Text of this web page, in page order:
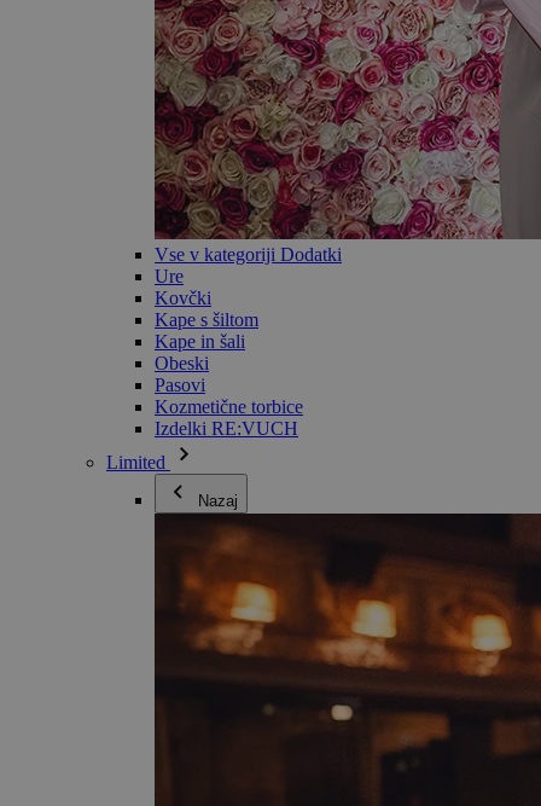
Vse v kategoriji Dodatki
Ure
Kovčki
Kape s šiltom
Kape in šali
Obeski
Pasovi
Kozmetične torbice
Izdelki RE:VUCH
Limited
Nazaj